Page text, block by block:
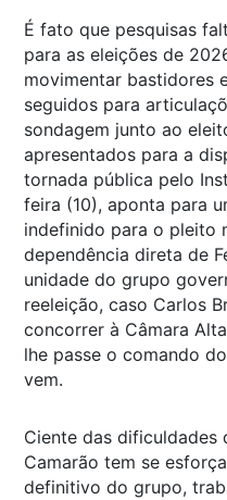
É fato que pesquisas
para as eleições de
movimentar bastidores
seguidos para
sondagem junto ao
apresentados para a
tornada pública pelo
feira (10), aponta para
indefinido para o pleito
dependência direta de
unidade do grupo
reeleição, caso Carlos
concorrer à Câmara
lhe passe o comando
vem.
Ciente das dificuldades
Camarão tem se
definitivo do grupo,